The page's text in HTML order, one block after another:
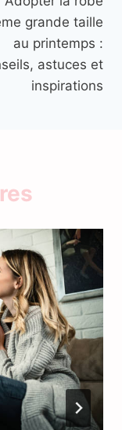
grande taille
au printemps :
astuces et
inspirations